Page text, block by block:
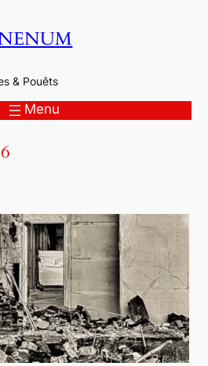
& Pouêts
Menu